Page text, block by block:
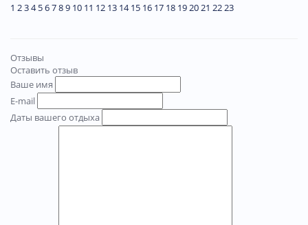
1 234 56789 10 11 12 13 14 15 16 17 18 19 20 21 22 23
Отзывы
Оставить отзыв
Ваше имя
E-mail
Даты вашего отдыха